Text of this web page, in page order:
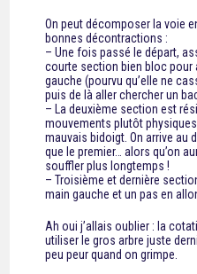
On peut décomposer la voie
bonnes décontractions :
– Une fois passé le départ,
courte section bien bloc pour
gauche (pourvu qu’elle ne
puis de là aller chercher un
– La deuxième section est
mouvements plutôt
mauvais bidoigt. On arrive au
que le premier… alors qu’on
souffler plus longtemps !
– Troisième et dernière
main gauche et un pas en
Ah oui j’allais oublier : la
utiliser le gros arbre juste
peu peur quand on grimpe.